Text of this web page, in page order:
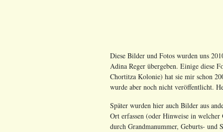
Diese Bilder und Fotos wurden uns
Adina Reger übergeben. Einige diese
Chortitza Kolonie) hat sie mir schon
wurde aber noch nicht veröffentlicht.
Später wurden hier auch Bilder aus
Ort erfassen (oder Hinweise in
durch Grandmanummer, Geburts- und